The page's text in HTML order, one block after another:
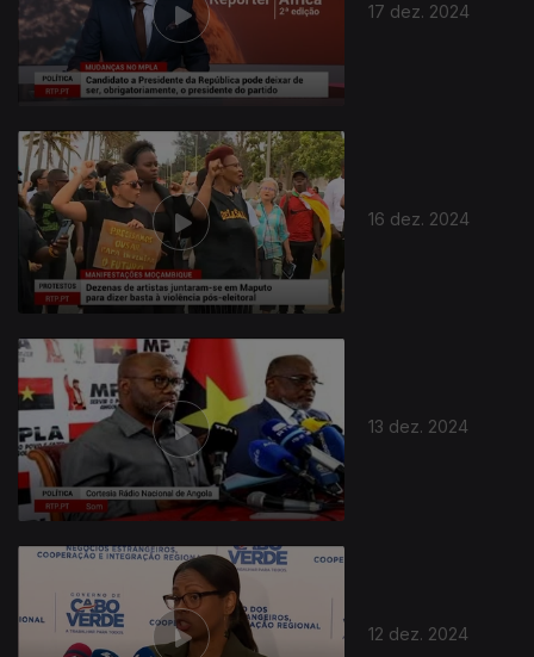
17 dez. 2024
16 dez. 2024
13 dez. 2024
12 dez. 2024